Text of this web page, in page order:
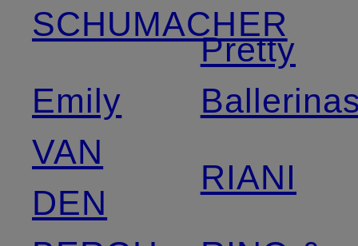
SCHUMACHER
Emily
VAN
DEN
Pretty
RIANI